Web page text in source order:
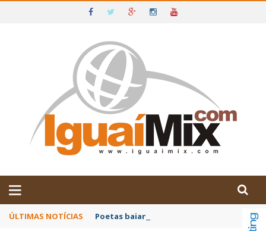
IGUAÍ E SUDOESTE DA BAHIA
ÚLTIMAS NOTÍCIAS Poetas baianos representam o Brasil no